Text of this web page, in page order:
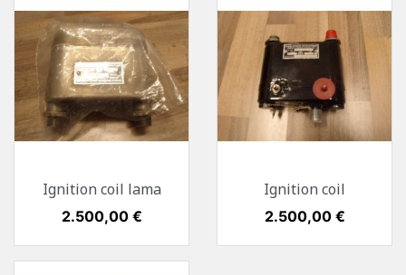
Ignition coil lama
Preis
2.500,00 €
Ignition coil
Preis
2.500,00 €